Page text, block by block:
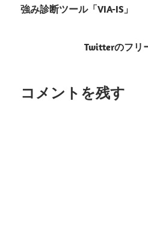
稿
ゲ
強み診断ツール「VIA-IS」
Twitterのフリ
コメントを残す